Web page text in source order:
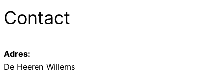
Contact
Adres:
De Heeren Willems